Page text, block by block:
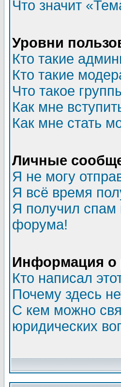
Что значит
Уровни
Кто такие
Кто такие
Что такое
Как мне
Как мне стать
Личные
Я не могу
Я всё время
Я получил спам
форума!
Информация о
Кто написал
Почему здесь
С кем можно
юридических